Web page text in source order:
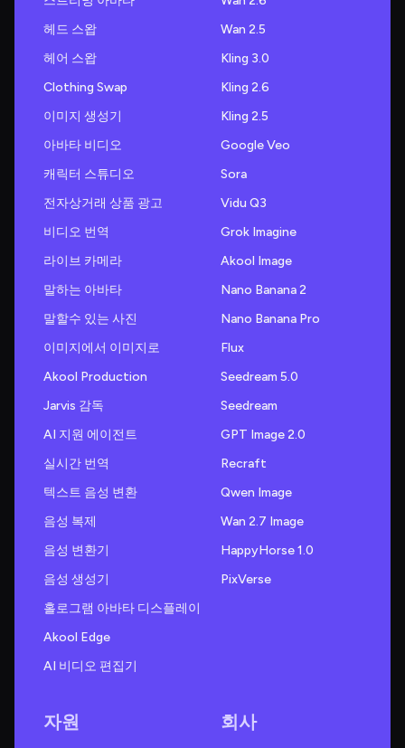
헤드 스왑
헤어 스왑
Clothing Swap
이미지 생성기
아바타 비디오
캐릭터 스튜디오
전자상거래 상품 광고
비디오 번역
라이브 카메라
말하는 아바타
말할수 있는 사진
이미지에서 이미지로
Akool Production
Jarvis 감독
AI 지원 에이전트
실시간 번역
텍스트 음성 변환
음성 복제
음성 변환기
음성 생성기
홀로그램 아바타 디스플레이
Akool Edge
AI 비디오 편집기
Wan 2.5
Kling 3.0
Kling 2.6
Kling 2.5
Google Veo
Sora
Vidu Q3
Grok Imagine
Akool Image
Nano Banana 2
Nano Banana Pro
Flux
Seedream 5.0
Seedream
GPT Image 2.0
Recraft
Qwen Image
Wan 2.7 Image
HappyHorse 1.0
PixVerse
자원 회사